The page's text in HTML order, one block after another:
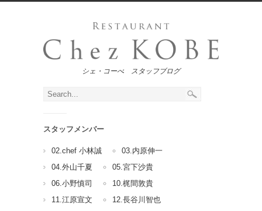
シェ・コーべ スタッフブログ
スタッフメンバー
02.chef 小林誠
03.内原伸一
04.外山千夏
05.宮下沙貴
06.小野慎司
10.梶間敦貴
11.江原宣文
12.長谷川智也